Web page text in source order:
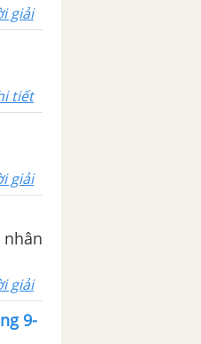
giải
tiết
giải
giải
9-